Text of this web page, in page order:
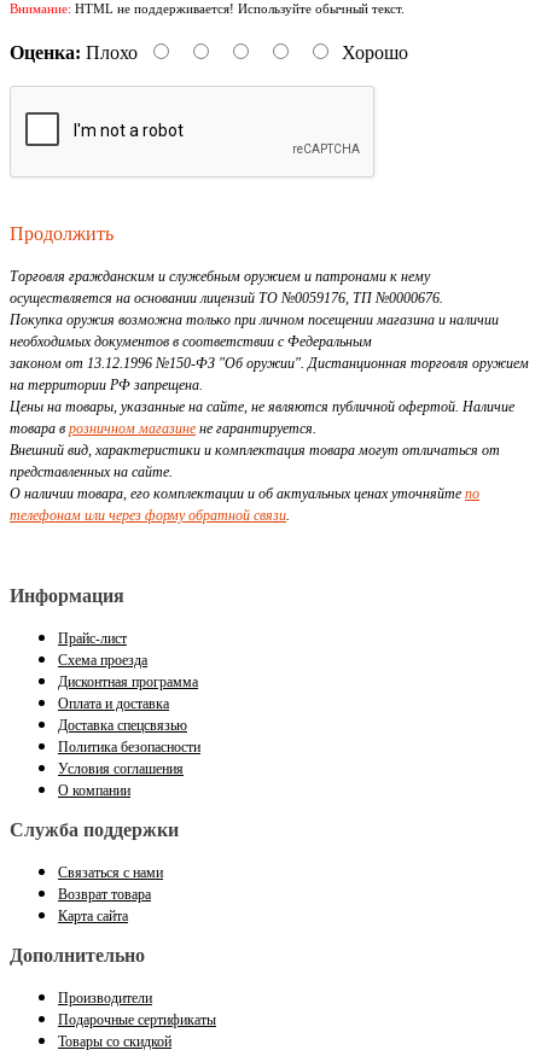
Внимание: HTML не поддерживается! Используйте обычный текст.
Оценка: Плохо Хорошо
Продолжить
Торговля гражданским и служебным оружием и патронами к нему
осуществляется на основании лицензий ТО №0059176, ТП №0000676.
Покупка оружия возможна только при личном посещении магазина и наличии
необходимых документов в соответствии с Федеральным
законом от 13.12.1996 №150-ФЗ "Об оружии". Дистанционная торговля оружием
на территории РФ запрещена.
Цены на товары, указанные на сайте, не являются публичной офертой. Наличие
товара в розничном магазине не гарантируется.
Внешний вид, характеристики и комплектация товара могут отличаться от
представленных на сайте.
О наличии товара, его комплектации и об актуальных ценах уточняйте по
телефонам или через форму обратной связи.
Информация
Прайс-лист
Схема проезда
Дисконтная программа
Оплата и доставка
Доставка спецсвязью
Политика безопасности
Условия соглашения
О компании
Служба поддержки
Связаться с нами
Возврат товара
Карта сайта
Дополнительно
Производители
Подарочные сертификаты
Товары со скидкой